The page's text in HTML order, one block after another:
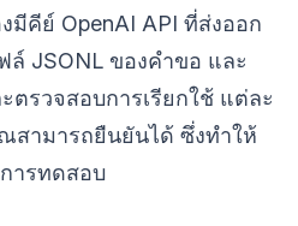
คีย์ OpenAI API ที่ส่งออก
ล์ JSONL ของคำขอ และ
ตรวจสอบการเรียกใช้ แต่ละ
ามารถยืนยันได้ ซึ่งทำให้
ารทดสอบ